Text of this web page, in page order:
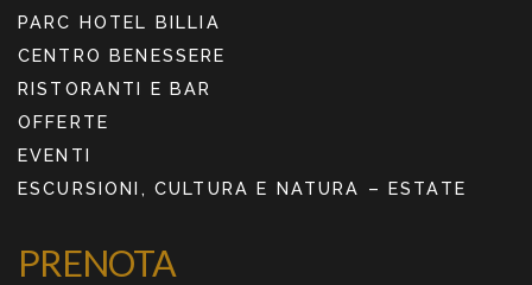
PARC HOTEL BILLIA
CENTRO BENESSERE
RISTORANTI E BAR
OFFERTE
EVENTI
ESCURSIONI, CULTURA E NATURA – ESTATE
PRENOTA